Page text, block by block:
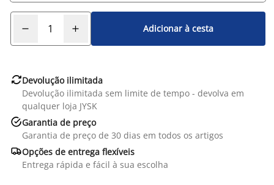
Adicionar à cesta
Devolução ilimitada
Devolução ilimitada sem limite de tempo - devolva em
qualquer loja JYSK
Garantia de preço
Garantia de preço de 30 dias em todos os artigos
Opções de entrega flexíveis
Entrega rápida e fácil à sua escolha